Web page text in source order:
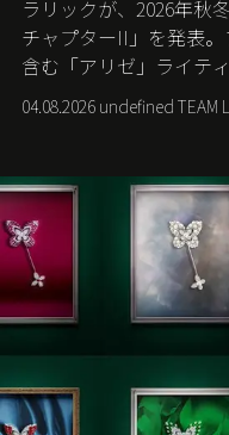
ラリックが、2026年秋
チャプターII」を発表
含む「アリゼ」ライテ
宿店の期間限定ポップ
る。
04.08.2026 undefined TEAM